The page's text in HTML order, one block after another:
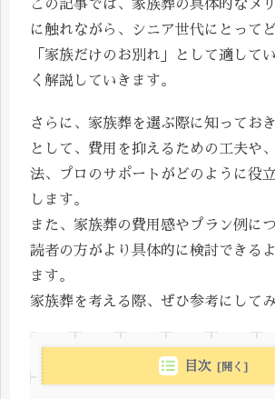
この記事では、家族葬の具体的なメ
に触れながら、シニア世代にとって
「家族だけのお別れ」として適して
く解説していきます。
さらに、家族葬を選ぶ際に知ってお
として、費用を抑えるための工夫や
法、プロのサポートがどのように役
します。
また、家族葬の費用感やプラン例に
読者の方がより具体的に検討できる
ます。
家族葬を考える際、ぜひ参考にして
目次